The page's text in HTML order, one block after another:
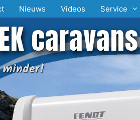
Nieuws Videos Service